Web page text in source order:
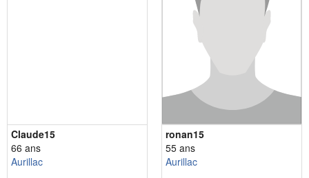
Claude15
66 ans
Aurillac
ronan15
55 ans
Aurillac